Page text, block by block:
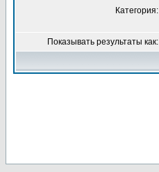
Категория:
Показывать результаты как: